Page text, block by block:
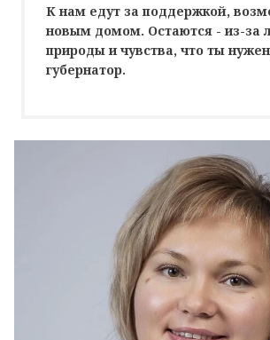
К нам едут за поддержкой,
новым домом. Остаются - из-за
природы и чувства, что ты
губернатор.